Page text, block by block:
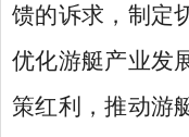
馈的诉求，制定
优化游艇产业发
策红利，推动游